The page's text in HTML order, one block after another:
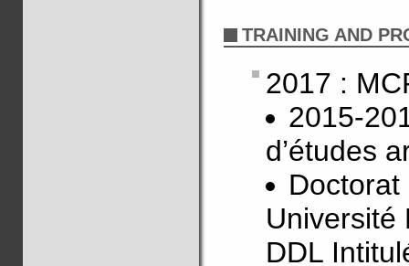
TRAINING AND
2017 :
2015-
d’études
Université
DDL